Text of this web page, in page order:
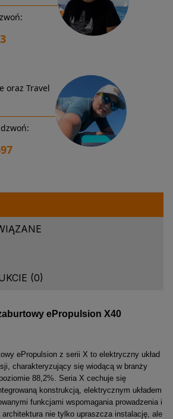
oraz Travel
(0)
ePropulsion X40
ePropulsion z serii X to elektryczny układ
charakteryzujący się wiodącą w branży
88,2%. Seria X cechuje się
konstrukcją, elektrycznym układem
funkcjami wspomagania prowadzenia i
architektura nie tylko upraszcza instalację, ale